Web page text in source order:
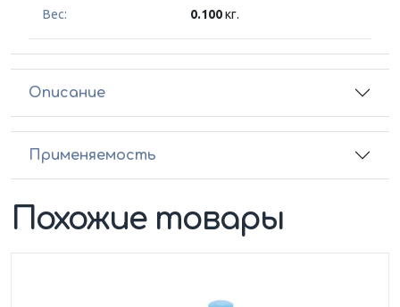
Вес: 0.100кг.
Описание
Применяемость
Похожие товары